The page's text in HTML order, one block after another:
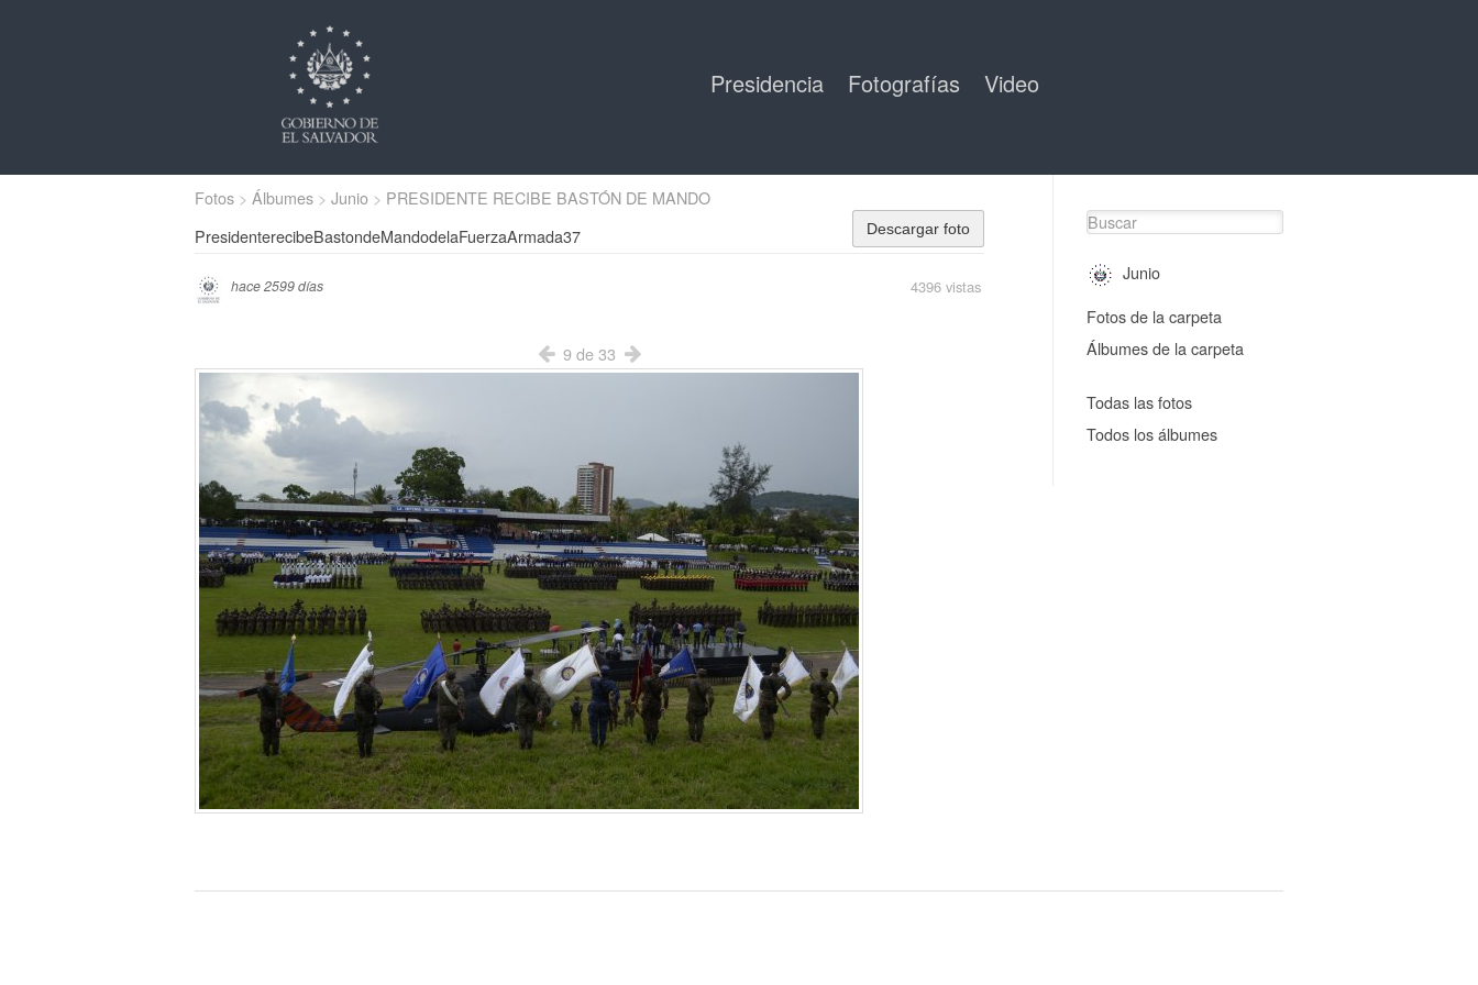
Presidencia Fotografías Video
Fotos Álbumes Junio PRESIDENTE RECIBE BASTÓN DE MANDO
Descargar foto
PresidenterecibeBastondeMandodelaFuerzaArmada37
4396 vistas
hace 2599 días
9 de 33
Junio
Fotos de la carpeta
Álbumes de la carpeta
Todas las fotos
Todos los álbumes